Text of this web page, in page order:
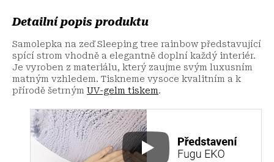
Detailní popis produktu
Samolepka na zeď Sleeping tree rainbow představující
spící strom vhodně a elegantně doplní každý interiér.
Je vyroben z materiálu, který zaujme svým luxusním
matným vzhledem. Tiskneme vysoce kvalitním a k
přírodě šetrným UV-gelm tiskem.